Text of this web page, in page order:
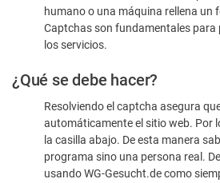
humano
humano o una máquina rellena un
Captchas son fundamentales para
los servicios.
¿Qué se debe hacer?
Resolviendo el captcha asegura
automáticamente el sitio web. Por
la casilla abajo. De esta manera
programa sino una persona real.
usando WG-Gesucht.de como